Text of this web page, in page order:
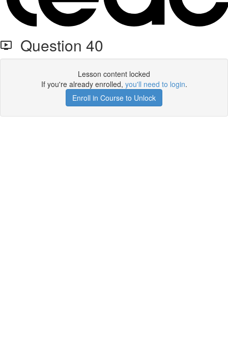
Question 40
Lesson content locked
If you're already enrolled, you'll need to login.
Enroll in Course to Unlock